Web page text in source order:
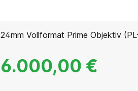
24mm Vollformat Prime Objektiv
6.000,00 €